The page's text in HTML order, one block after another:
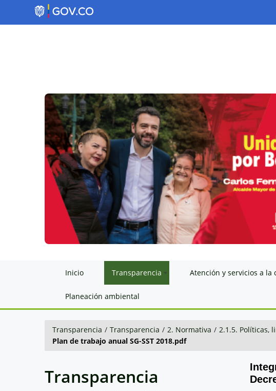
Inicio Transparencia Atención y servicios a la
Planeación ambiental
Transparencia / Transparencia / 2. Normativa / 2.1.5. Políticas,
Plan de trabajo anual SG-SST 2018.pdf
Transparencia